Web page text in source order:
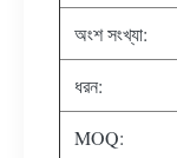
অংশ সংখ্যা:
ধরন:
MOQ: